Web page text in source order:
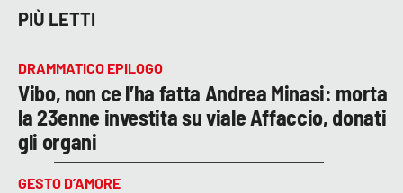
PIÙ LETTI
DRAMMATICO EPILOGO
Vibo, non ce l’ha fatta Andrea Minasi: morta
la 23enne investita su viale Affaccio, donati
gli organi
GESTO D’AMORE